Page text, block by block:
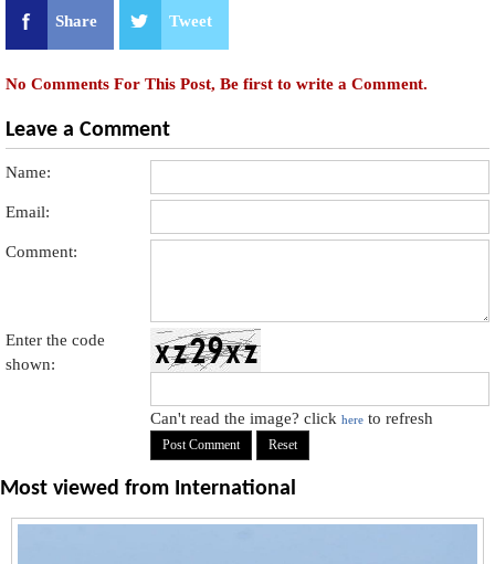
Share Tweet
No Comments For This Post, Be first to write a Comment.
Leave a Comment
Name:
Email:
Comment:
Enter the code
shown:
Can't read the image? clickhere to refresh
Most viewed from International